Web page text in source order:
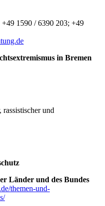
1590 / 6390 203; +49
in Bremen
und
Länder und des Bundes
themen-und-